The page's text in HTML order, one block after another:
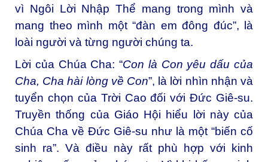
vì Ngôi Lời Nhập Thể mang trong mình và
mang theo mình một “đàn em đông đúc”, là
loài người và từng người chúng ta.
Lời của Chúa Cha: “Con là Con yêu dấu của
Cha, Cha hài lòng về Con”, là lời nhìn nhận và
tuyển chọn của Trời Cao đối với Đức Giê-su.
Truyền thống của Giáo Hội hiểu lời này của
Chúa Cha về Đức Giê-su như là một “biến cố
sinh ra”. Và điều này rất phù hợp với kinh